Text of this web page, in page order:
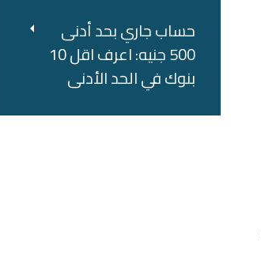
حساب جاري بحد أدنى
500 جنيه: اعرف اقل 10
بنوك في الحد الأدنى